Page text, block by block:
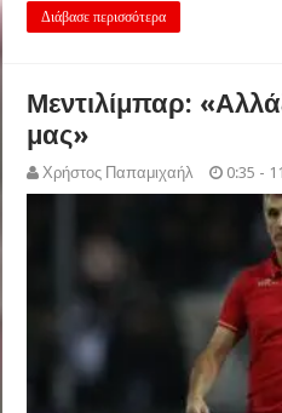
Διάβασε περισσότερα
Μεντιλίμπαρ:
μας»
Χρήστος Παπαμιχαήλ 0:35 -